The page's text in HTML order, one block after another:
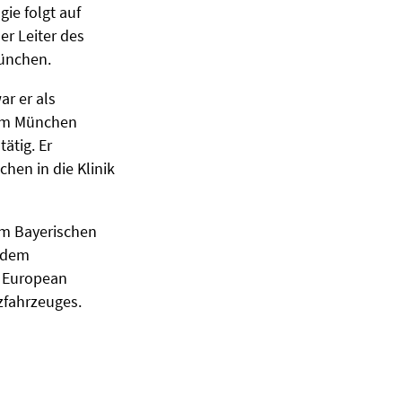
folgt auf
Leiter des
er als
München
Er
in die Klinik
Bayerischen